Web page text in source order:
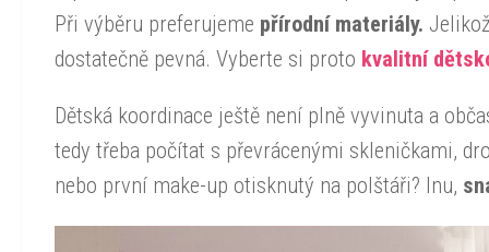
Při výběru preferujeme přírodní materiály.
dostatečně pevná. Vyberte si proto kvalitní
Dětská koordinace ještě není plně vyvinuta a
tedy třeba počítat s převrácenými skleničkami,
nebo první make-up otisknutý na polštáři? Inu,